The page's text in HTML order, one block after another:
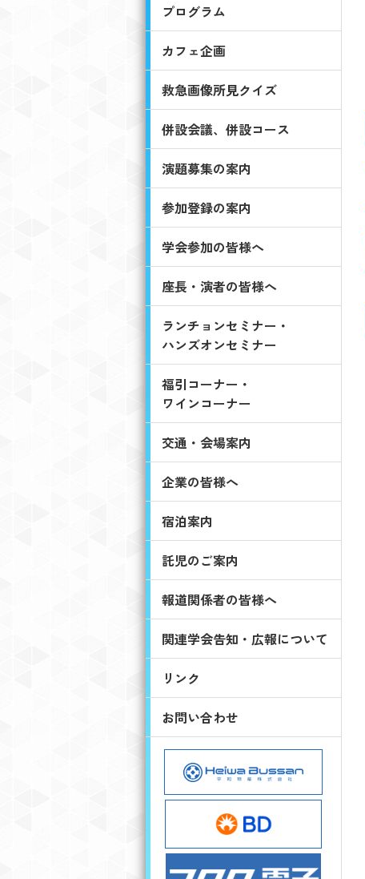
プログラム
カフェ企画
救急画像所見クイズ
併設会議、併設コース
演題募集の案内
参加登録の案内
学会参加の皆様へ
座長・演者の皆様へ
ランチョンセミナー・
ハンズオンセミナー
福引コーナー・
ワインコーナー
交通・会場案内
企業の皆様へ
宿泊案内
託児のご案内
報道関係者の皆様へ
関連学会告知・広報について
リンク
お問い合わせ